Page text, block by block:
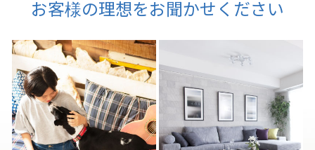
お客様の理想をお聞かせください